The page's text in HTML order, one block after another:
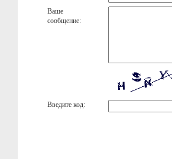
Ваше
сообщение:
Введите код: